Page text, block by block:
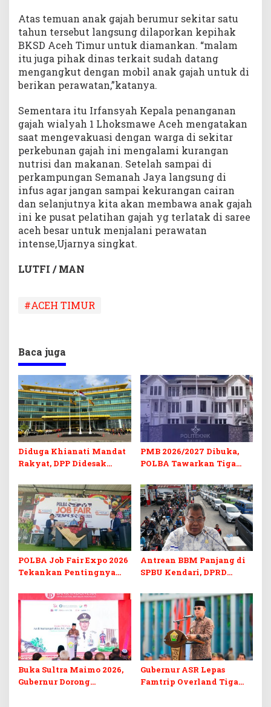
Atas temuan anak gajah berumur sekitar satu
tahun tersebut langsung dilaporkan kepihak
BKSD Aceh Timur untuk diamankan. “malam
itu juga pihak dinas terkait sudah datang
mengangkut dengan mobil anak gajah untuk di
berikan perawatan,”katanya.
Sementara itu Irfansyah Kepala penanganan
gajah wialyah 1 Lhoksmawe Aceh mengatakan
saat mengevakuasi dengan warga di sekitar
perkebunan gajah ini mengalami kurangan
nutrisi dan makanan. Setelah sampai di
perkampungan Semanah Jaya langsung di
infus agar jangan sampai kekurangan cairan
dan selanjutnya kita akan membawa anak gajah
ini ke pusat pelatihan gajah yg terlatak di saree
aceh besar untuk menjalani perawatan
intense,Ujarnya singkat.
LUTFI / MAN
#ACEH TIMUR
Baca juga
Diduga Khianati Mandat
Rakyat, DPP Didesak
Morowali
PMB 2026/2027 Dibuka,
POLBA Tawarkan Tiga
Kuliah Gratis
POLBA Job Fair Expo 2026
Tekankan Pentingnya
Digital
Antrean BBM Panjang di
SPBU Kendari, DPRD
Barcode Curang
Buka Sultra Maimo 2026,
Gubernur Dorong
Gubernur ASR Lepas
Famtrip Overland Tiga